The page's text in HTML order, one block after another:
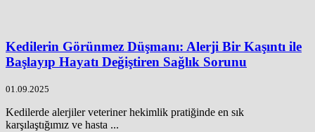
Kedilerin Görünmez Düşmanı: Alerji Bir Kaşıntı ile
Başlayıp Hayatı Değiştiren Sağlık Sorunu
01.09.2025
Kedilerde alerjiler veteriner hekimlik pratiğinde en sık
karşılaştığımız ve hasta ...